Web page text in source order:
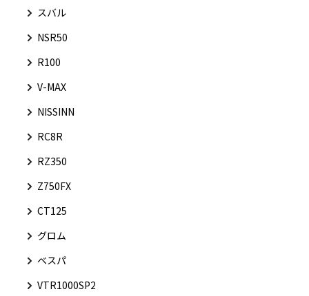
スバル
NSR50
R100
V-MAX
NISSINN
RC8R
RZ350
Z750FX
CT125
グロム
ベスパ
VTR1000SP2